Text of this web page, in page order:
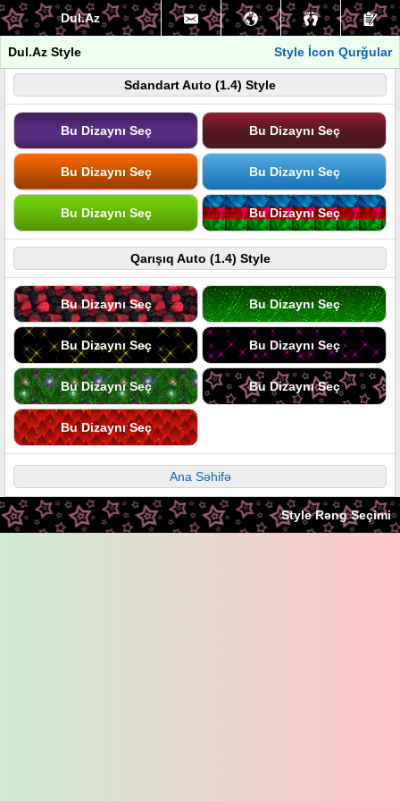
Dul.Az
Dul.Az Style Style İcon Qurğular
Sdandart Auto (1.4) Style
Bu Dizaynı Seç Bu Dizaynı Seç
Bu Dizaynı Seç Bu Dizaynı Seç
Bu Dizaynı Seç Bu Dizaynı Seç
Qarışıq Auto (1.4) Style
Bu Dizaynı Seç Bu Dizaynı Seç
Bu Dizaynı Seç Bu Dizaynı Seç
Bu Dizaynı Seç Bu Dizaynı Seç
Bu Dizaynı Seç
Ana Səhifə
Style Rəng Seçimi